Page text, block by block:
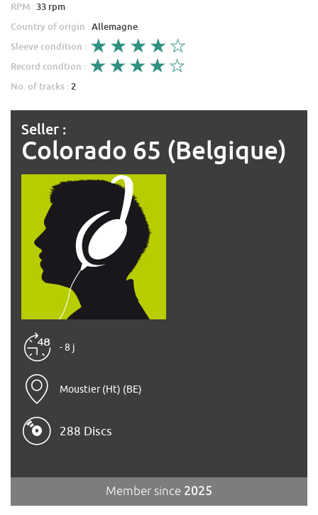
RPM :33 rpm
Country of origin :Allemagne
Sleeve condition :
Record condtion :
No. of tracks :2
Seller :
Colorado 65 (Belgique)
- 8 j
Moustier (Ht) (BE)
288 Discs
Member since 2025